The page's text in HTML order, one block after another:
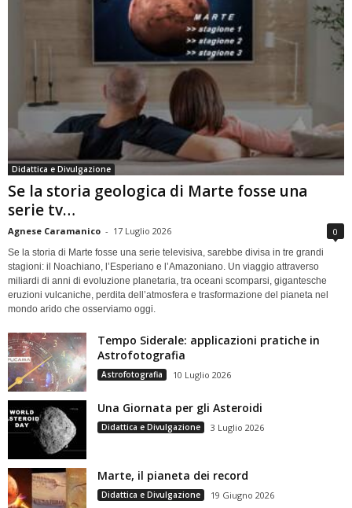
Didattica e Divulgazione
Se la storia geologica di Marte fosse una
serie tv…
Agnese Caramanico - 17 Luglio 2026 0
Se la storia di Marte fosse una serie televisiva, sarebbe divisa in tre grandi
stagioni: il Noachiano, l’Esperiano e l’Amazoniano. Un viaggio attraverso
miliardi di anni di evoluzione planetaria, tra oceani scomparsi, gigantesche
eruzioni vulcaniche, perdita dell’atmosfera e trasformazione del pianeta nel
mondo arido che osserviamo oggi.
Tempo Siderale: applicazioni pratiche in
Astrofotografia
Astrofotografia 10 Luglio 2026
Una Giornata per gli Asteroidi
Didattica e Divulgazione 3 Luglio 2026
Marte, il pianeta dei record
Didattica e Divulgazione 19 Giugno 2026